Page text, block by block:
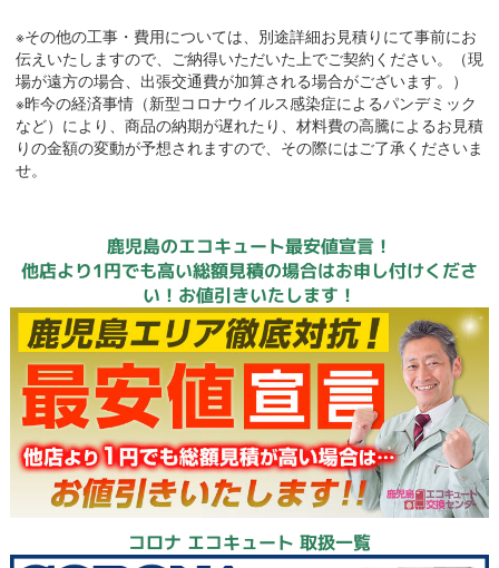
※その他の工事・費用については、別途詳細お見積りにて事前にお
伝えいたしますので、ご納得いただいた上でご契約ください。（現
場が遠方の場合、出張交通費が加算される場合がございます。）
※昨今の経済事情（新型コロナウイルス感染症によるパンデミック
など）により、商品の納期が遅れたり、材料費の高騰によるお見積
りの金額の変動が予想されますので、その際にはご了承くださいま
せ。
鹿児島のエコキュート最安値宣言！
他店より1円でも高い総額見積の場合はお申し付けくださ
い！お値引きいたします！
コロナ エコキュート 取扱一覧